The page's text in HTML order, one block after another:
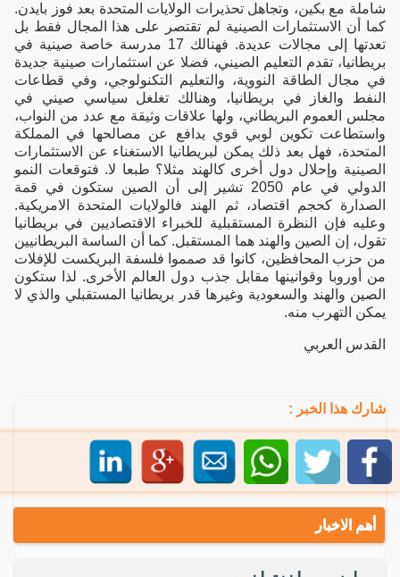
شاملة مع بكين، وتجاهل تحذيرات الولايات المتحدة بعد فوز بايدن.
كما أن الاستثمارات الصينية لم تقتصر على هذا المجال فقط بل
تعدتها إلى مجالات عديدة. فهنالك 17 مدرسة خاصة صينية في
بريطانيا، تقدم التعليم الصيني، فضلا عن استثمارات صينية جديدة
في مجال الطاقة النووية، والتعليم التكنولوجي، وفي قطاعات
النفط والغاز في بريطانيا، وهنالك تغلغل سياسي صيني في
مجلس العموم البريطاني، ولها علاقات وثيقة مع عدد من النواب،
واستطاعت تكوين لوبي قوي يدافع عن مصالحها في المملكة
المتحدة، فهل بعد ذلك يمكن لبريطانيا الاستغناء عن الاستثمارات
الصينية وإحلال دول أخرى كالهند مثلا؟ طبعا لا. فتوقعات النمو
الدولي في عام 2050 تشير إلى أن الصين ستكون في قمة
الصدارة كحجم اقتصاد، ثم الهند فالولايات المتحدة الامريكية.
وعليه فإن النظرة المستقبلية للخبراء الاقتصاديين في بريطانيا
تقول، إن الصين والهند هما المستقبل. كما أن الساسة البريطانيين
من حزب المحافظين، كانوا قد صمموا فلسفة البريكست للإفلات
من أوروبا وقوانينها مقابل جذب دول العالم الأخرى. لذا ستكون
الصين والهند والسعودية وغيرها قدر بريطانيا المستقبلي والذي لا
يمكن التهرب منه.
القدس العربي
شارك هذا الخبر :
أهم الاخبار